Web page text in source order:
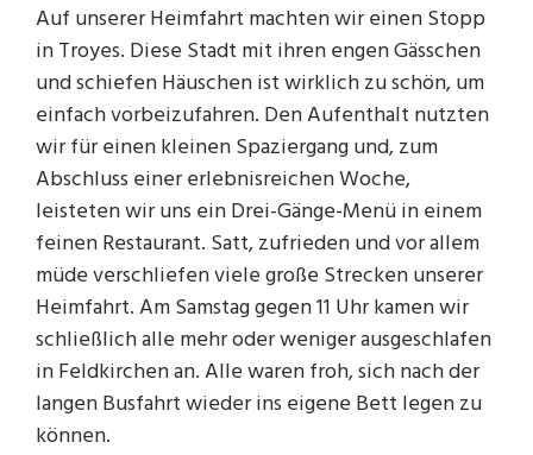
Auf unserer Heimfahrt machten wir einen Stopp
in Troyes. Diese Stadt mit ihren engen Gässchen
und schiefen Häuschen ist wirklich zu schön, um
einfach vorbeizufahren. Den Aufenthalt nutzten
wir für einen kleinen Spaziergang und, zum
Abschluss einer erlebnisreichen Woche,
leisteten wir uns ein Drei-Gänge-Menü in einem
feinen Restaurant. Satt, zufrieden und vor allem
müde verschliefen viele große Strecken unserer
Heimfahrt. Am Samstag gegen 11 Uhr kamen wir
schließlich alle mehr oder weniger ausgeschlafen
in Feldkirchen an. Alle waren froh, sich nach der
langen Busfahrt wieder ins eigene Bett legen zu
können.